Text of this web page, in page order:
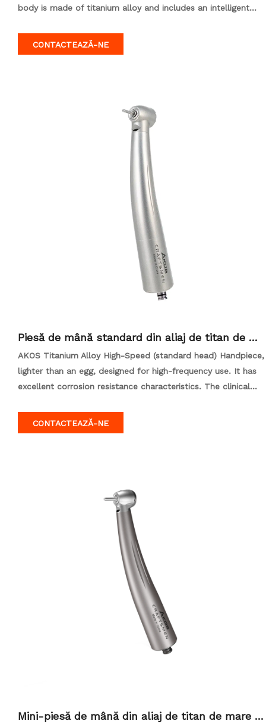
body is made of titanium alloy and includes an intelligent
and a rear exhaust design. It truly delivers a "light, precise,
and stable" dental surgery experience, making minimally
CONTACTEAZĂ-NE
Piesă de mână standard din aliaj de titan de ma
re viteză Compatibilă cu KAVO-copy
AKOS Titanium Alloy High-Speed (standard head) Handpiece,
lighter than an egg, designed for high-frequency use. It has
excellent corrosion resistance characteristics. The clinical
optic quick connectors.
CONTACTEAZĂ-NE
Mini-piesă de mână din aliaj de titan de mare vi